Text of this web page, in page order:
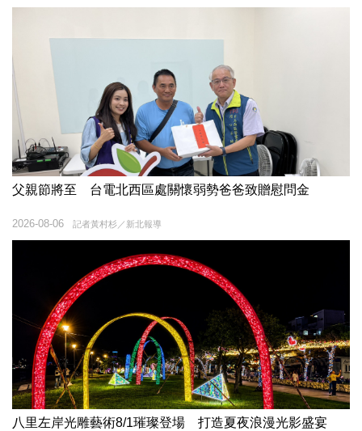
父親節將至 台電北西區處關懷弱勢爸爸致贈慰問金
記者黃村杉／新北報導
2026-08-06
八里左岸光雕藝術8/1璀璨登場 打造夏夜浪漫光影盛宴